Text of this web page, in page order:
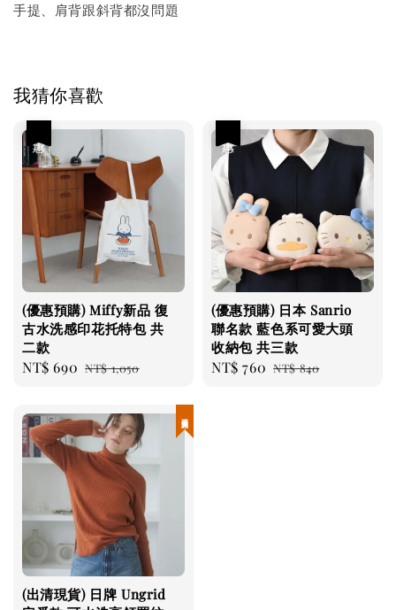
手提、肩背跟斜背都沒問題
我猜你喜歡
(優惠預購) Miffy新品 復
古水洗感印花托特包 共
二款
Sale
NT$ 690 Regular
NT$ 1,050
(優惠預購) 日本 Sanrio
聯名款 藍色系可愛大頭
收納包 共三款
Sale
NT$ 760 Regular
NT$ 840
(出清現貨) 日牌 Ungrid